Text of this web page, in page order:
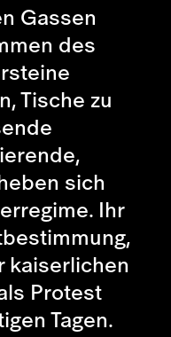
Gassen
des
Tische zu
sich
Ihr
kaiserlichen
Protest
Tagen.